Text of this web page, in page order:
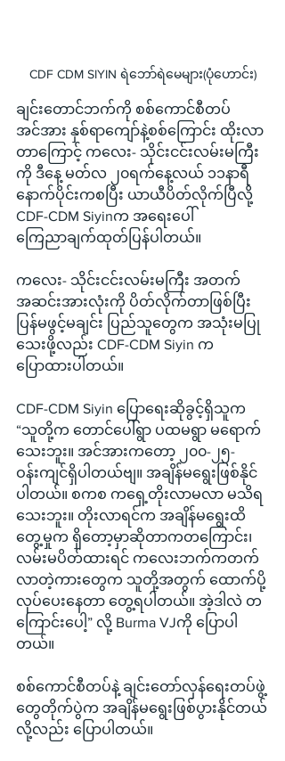
CDF CDM SIYIN ရဲဘော်ရဲမေများ(ပုံဟောင်း)
ချင်းတောင်ဘက်ကို စစ်ကောင်စီတပ်
အင်အား နှစ်ရာကျော်နဲ့စစ်ကြောင်း ထိုးလာ
တာကြောင့် ကလေး- သိုင်းငင်းလမ်းမကြီး
ကို ဒီနေ့ မတ်လ ၂၀ရက်နေ့လယ် ၁၁နာရီ
နောက်ပိုင်းကစပြီး ယာယီပိတ်လိုက်ပြီလို့
CDF-CDM Siyinက အရေးပေါ်
ကြေညာချက်ထုတ်ပြန်ပါတယ်။
ကလေး- သိုင်းငင်းလမ်းမကြီး အတက်
အဆင်းအားလုံးကို ပိတ်လိုက်တာဖြစ်ပြီး
ပြန်မဖွင့်မချင်း ပြည်သူတွေက အသုံးမပြု
သေးဖို့လည်း CDF-CDM Siyin က
ပြောထားပါတယ်။
CDF-CDM Siyin ပြောရေးဆိုခွင့်ရှိသူက
“သူတို့က တောင်ပေါ်ရွာ ပထမရွာ မရောက်
သေးဘူး။ အင်အားကတော့ ၂၀၀-၂၅-
ဝန်းကျင်ရှိပါတယ်ဗျ။ အချိန်မရွေးဖြစ်နိုင်
ပါတယ်။ စကစ ကရှေ့တိုးလာမလာ မသိရ
သေးဘူး။ တိုးလာရင်က အချိန်မရွေးထိ
တွေ့မှုက ရှိတော့မှာဆိုတာကတကြောင်း၊
လမ်းမပိတ်ထားရင် ကလေးဘက်ကတက်
လာတဲ့ကားတွေက သူတို့အတွက် ထောက်ပို့
လုပ်ပေးနေတာ တွေ့ရပါတယ်။ အဲ့ဒါလဲ တ
ကြောင်းပေါ့” လို့ Burma VJကို ပြောပါ
တယ်။
စစ်ကောင်စီတပ်နဲ့ ချင်းတော်လှန်ရေးတပ်ဖွဲ့
တွေတိုက်ပွဲက အချိန်မရွေးဖြစ်ပွားနိုင်တယ်
လို့လည်း ပြောပါတယ်။